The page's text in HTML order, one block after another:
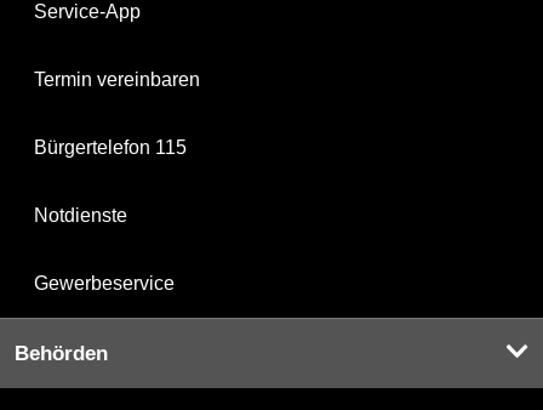
Service-App
Termin vereinbaren
Bürgertelefon 115
Notdienste
Gewerbeservice
Behörden